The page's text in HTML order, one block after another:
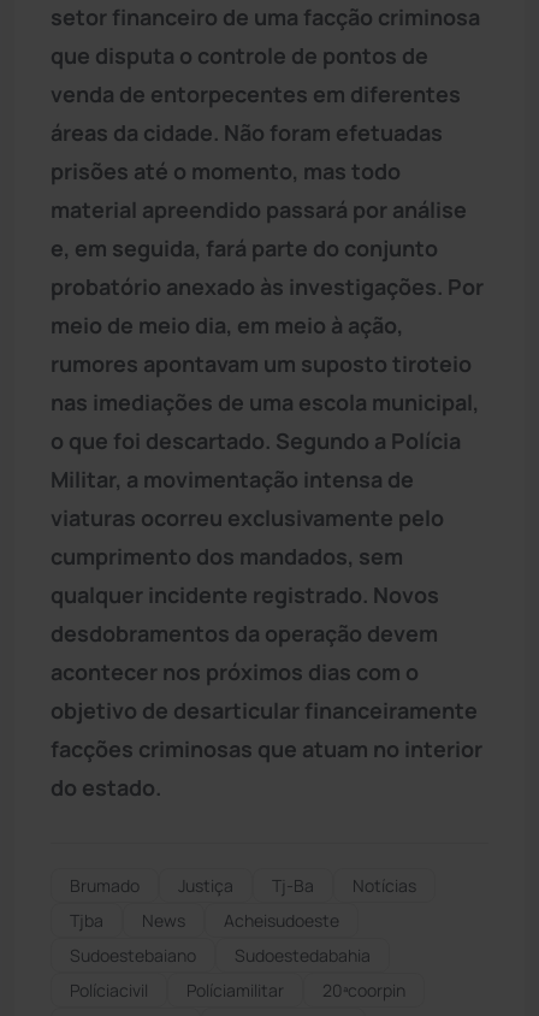
setor financeiro de uma facção criminosa
que disputa o controle de pontos de
venda de entorpecentes em diferentes
áreas da cidade. Não foram efetuadas
prisões até o momento, mas todo
material apreendido passará por análise
e, em seguida, fará parte do conjunto
probatório anexado às investigações. Por
meio de meio dia, em meio à ação,
rumores apontavam um suposto tiroteio
nas imediações de uma escola municipal,
o que foi descartado. Segundo a Polícia
Militar, a movimentação intensa de
viaturas ocorreu exclusivamente pelo
cumprimento dos mandados, sem
qualquer incidente registrado. Novos
desdobramentos da operação devem
acontecer nos próximos dias com o
objetivo de desarticular financeiramente
facções criminosas que atuam no interior
do estado.
Brumado Justiça Tj-Ba
Notícias
Tjba
News
Acheisudoeste
Sudoestebaiano
Sudoestedabahia
Políciacivil
Políciamilitar
20ªcoorpin